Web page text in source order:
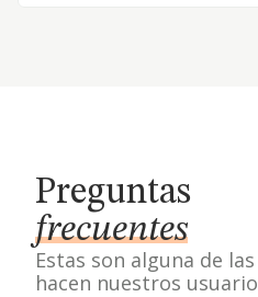
Preguntas
frecuentes
Estas son alguna de
hacen nuestros